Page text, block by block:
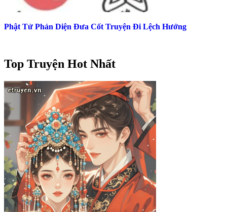
Phật Tử Phản Diện Đưa Cốt Truyện Đi Lệch Hướng
Top Truyện Hot Nhất